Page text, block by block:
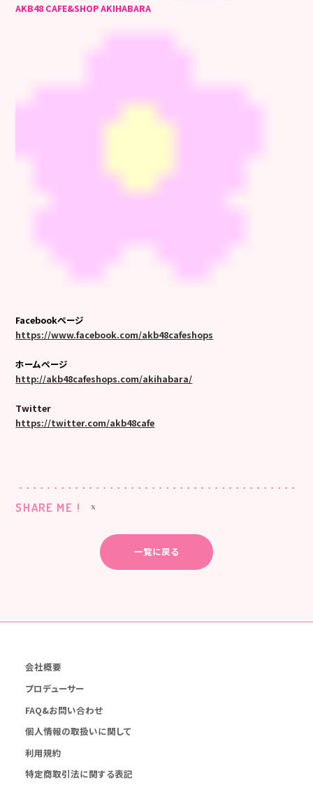
AKB48 CAFE&SHOP AKIHABARA
Facebookページ
https://www.facebook.com/akb48cafeshops
ホームページ
http://akb48cafeshops.com/akihabara/
Twitter
https://twitter.com/akb48cafe
SHARE ME !
一覧に戻る
会社概要
プロデューサー
FAQ&お問い合わせ
個人情報の取扱いに関して
利用規約
特定商取引法に関する表記